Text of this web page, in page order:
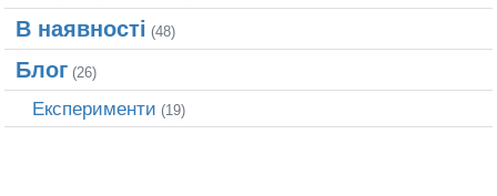
В наявності (48)
Блог (26)
Експерименти (19)